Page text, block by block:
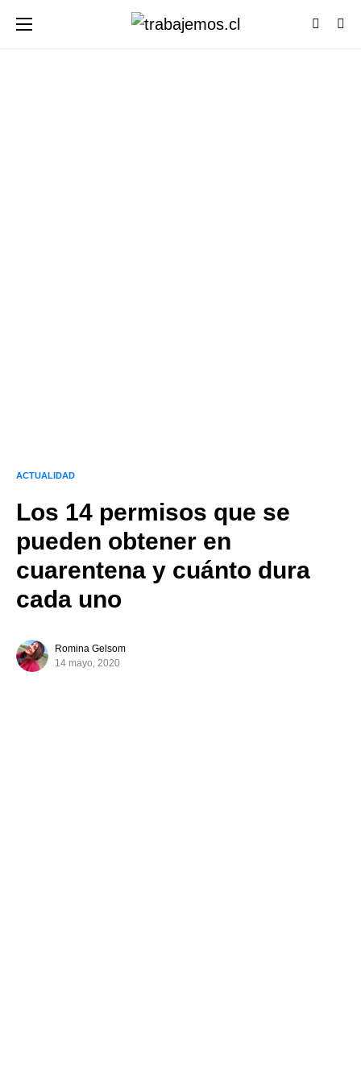
ACTUALIDAD
Los 14 permisos que se
pueden obtener en
cuarentena y cuánto dura
cada uno
Romina Gelsom
14 mayo, 2020